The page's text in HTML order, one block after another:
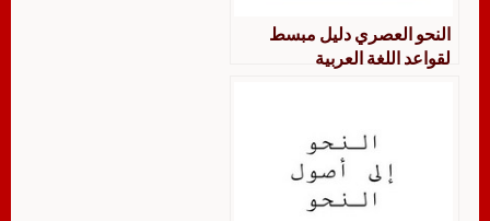
النحو العصري دليل مبسط
لقواعد اللغة العربية